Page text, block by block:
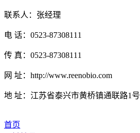
联系人：张经理
电 话：0523-87308111
传 真：0523-87308111
网 址：http://www.reenobio.com
地 址：江苏省泰兴市黄桥镇通联路1号
首页